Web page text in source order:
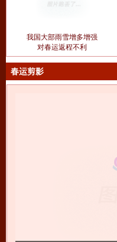
我国大部雨雪增多增强
对春运返程不利
春运剪影